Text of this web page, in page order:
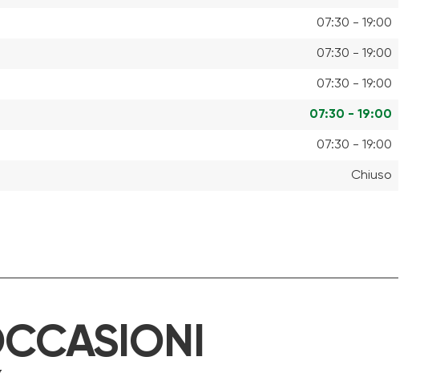
07:30 - 19:00
07:30 - 19:00
07:30 - 19:00
07:30 - 19:00
07:30 - 19:00
Chiuso